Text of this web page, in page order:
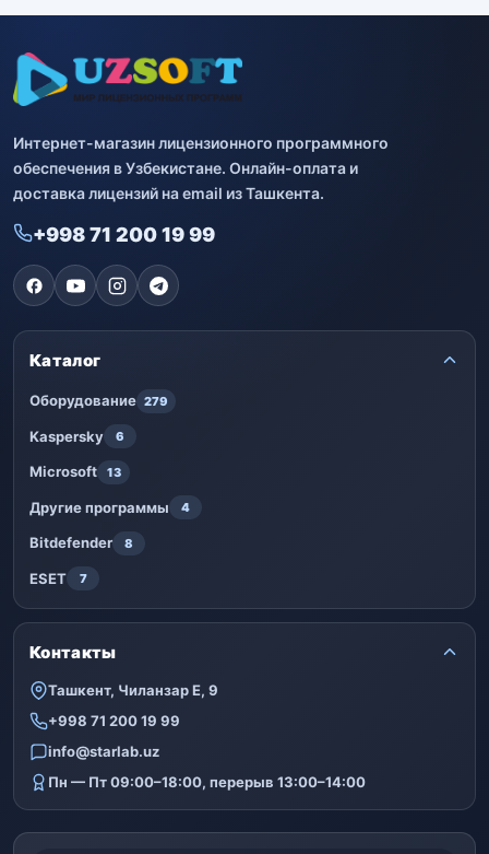
Интернет-магазин лицензионного программного
обеспечения в Узбекистане. Онлайн-оплата и
доставка лицензий на email из Ташкента.
+998 71 200 19 99
Каталог
Оборудование 279
Kaspersky 6
Microsoft 13
Другие программы 4
Bitdefender 8
ESET 7
Контакты
Ташкент, Чиланзар Е, 9
+998 71 200 19 99
info@starlab.uz
Пн — Пт 09:00–18:00, перерыв 13:00–14:00